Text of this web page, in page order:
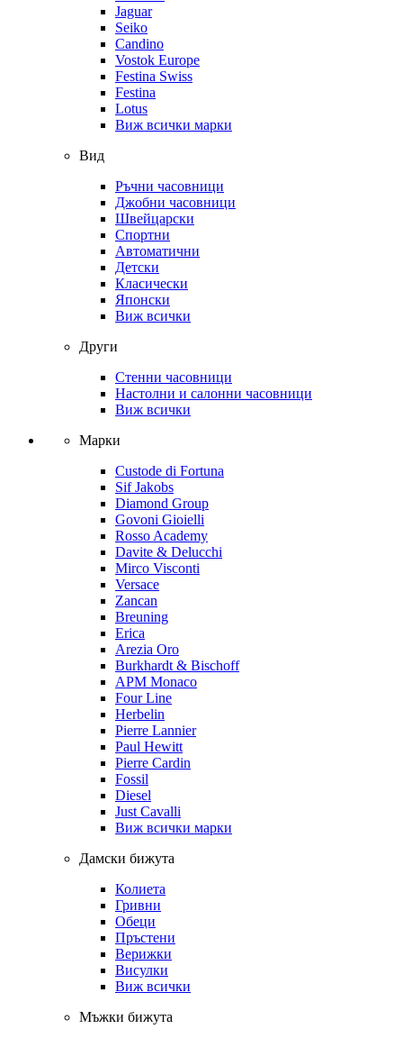
Jaguar
Seiko
Candino
Vostok Europe
Festina Swiss
Festina
Lotus
Виж всички марки
Вид
Ръчни часовници
Джобни часовници
Швейцарски
Спортни
Автоматични
Детски
Класически
Японски
Виж всички
Други
Стенни часовници
Настолни и салонни часовници
Виж всички
Марки
Custode di Fortuna
Sif Jakobs
Diamond Group
Govoni Gioielli
Rosso Academy
Davite & Delucchi
Mirco Visconti
Versace
Zancan
Breuning
Erica
Arezia Oro
Burkhardt & Bischoff
APM Monaco
Four Line
Herbelin
Pierre Lannier
Paul Hewitt
Pierre Cardin
Fossil
Diesel
Just Cavalli
Виж всички марки
Дамски бижута
Колиета
Гривни
Обеци
Пръстени
Верижки
Висулки
Виж всички
Мъжки бижута